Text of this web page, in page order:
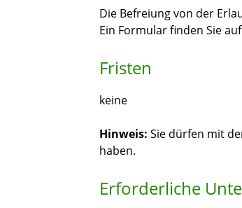
Die Befreiung von der
Ein Formular finden Sie
Fristen
keine
Hinweis: Sie dürfen mit
haben.
Erforderliche